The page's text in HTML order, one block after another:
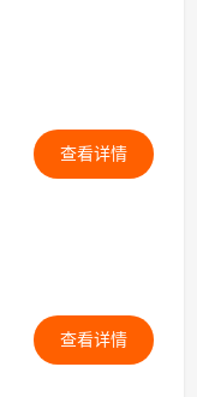
查看详情
查看详情